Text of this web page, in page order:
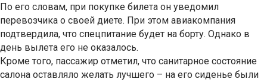
По его словам, при покупке билета он уведомил
перевозчика о своей диете. При этом авиакомпания
подтвердила, что спецпитание будет на борту. Однако в
день вылета его не оказалось.
Кроме того, пассажир отметил, что санитарное состояние
салона оставляло желать лучшего – на его сиденье были